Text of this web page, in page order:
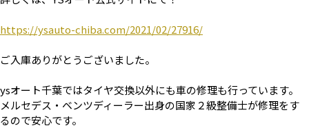
https://ysauto-chiba.com/2021/02/27916/
ご入庫ありがとうございました。
ysオート千葉ではタイヤ交換以外にも車の修理も行っています。
メルセデス・ベンツディーラー出身の国家２級整備士が修理をす
るので安心です。